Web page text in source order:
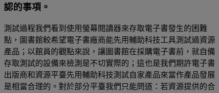
認的事項。
測試過程我們看到使用螢幕閱讀器來存取電子書發生的困難
點，圖書館較希望電子書廠商能先用輔助科技工具測試過資源
產品；以館員的觀點來說，讓圖書館在採購電子書前，就自備
存取測試的設備來檢測是不切實際的；這也是我們期許電子書
出版商和資源平臺先用輔助科技測試自家產品來當作產品發展
是相當合理的。對於部分平臺我們只能問道：若資源提供的合